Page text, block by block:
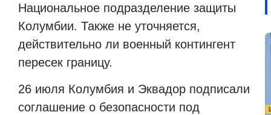
Национальное подразделение защиты
Колумбии. Также не уточняется,
действительно ли военный контингент
пересек границу.
26 июля Колумбия и Эквадор подписали
соглашение о безопасности под